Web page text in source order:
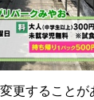
更することが